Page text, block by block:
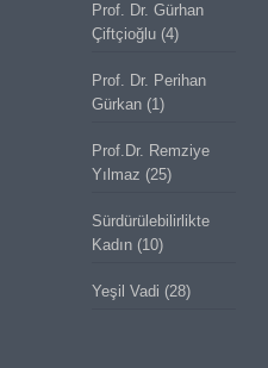
Prof. Dr. Gürhan
Çiftçioğlu(4)
Prof. Dr. Perihan
Gürkan(1)
Prof.Dr. Remziye
Yılmaz (25)
Sürdürülebilirlikte
Kadın(10)
Yeşil Vadi (28)